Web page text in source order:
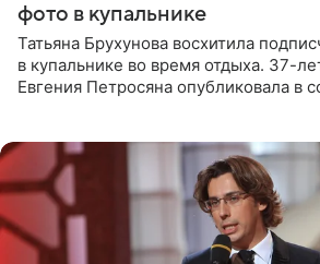
фото в купальнике
Татьяна Брухунова восхитила
в купальнике во время отдыха. 37-
Евгения Петросяна опубликовала в